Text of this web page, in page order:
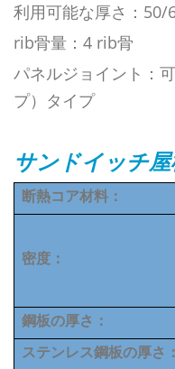
利用可能な厚さ：
rib骨量：4 rib骨
パネルジョイント：
プ）タイプ
サンドイッチ
断熱コア材料：
密度：
鋼板の厚さ：
ステンレス鋼板の厚さ：